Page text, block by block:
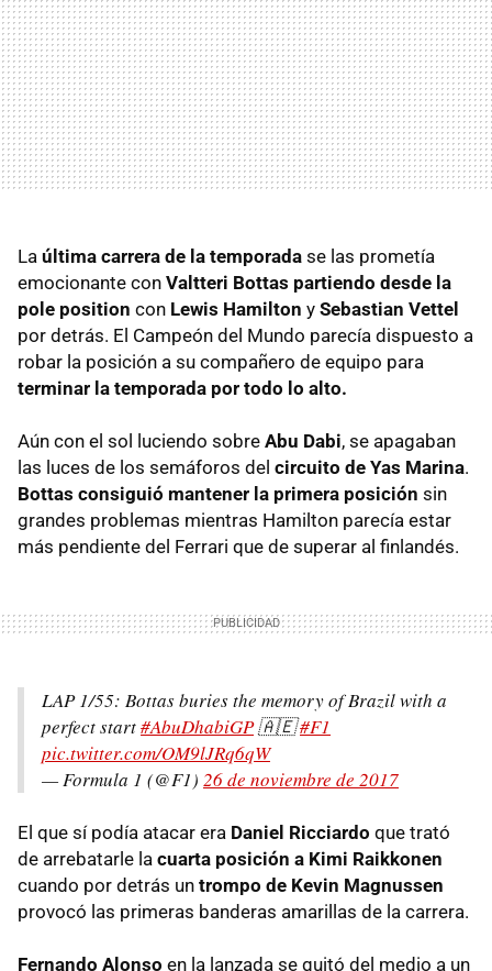
La última carrera de la temporada se las prometía
emocionante con Valtteri Bottas partiendo desde la
pole position con Lewis Hamilton y Sebastian Vettel
por detrás. El Campeón del Mundo parecía dispuesto a
robar la posición a su compañero de equipo para
terminar la temporada por todo lo alto.
Aún con el sol luciendo sobre Abu Dabi, se apagaban
las luces de los semáforos del circuito de Yas Marina.
Bottas consiguió mantener la primera posición sin
grandes problemas mientras Hamilton parecía estar
más pendiente del Ferrari que de superar al finlandés.
LAP 1/55: Bottas buries the memory of Brazil with a
perfect start#AbuDhabiGP🇦🇪#F1
pic.twitter.com/OM9lJRq6qW
— Formula 1 (@F1) 26 de noviembre de 2017
El que sí podía atacar era Daniel Ricciardo que trató
de arrebatarle la cuarta posición a Kimi Raikkonen
cuando por detrás un trompo de Kevin Magnussen
provocó las primeras banderas amarillas de la carrera.
Fernando Alonso en la lanzada se quitó del medio a un